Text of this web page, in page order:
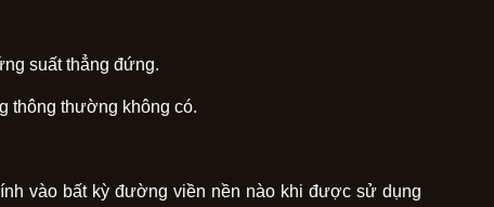
suất thẳng đứng.
thông thường không có.
vào bất kỳ đường viền nền nào khi được sử dụng